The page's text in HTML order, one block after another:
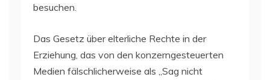
besuchen.
Das Gesetz über elterliche Rechte in der
Erziehung, das von den konzerngesteuerten
Medien fälschlicherweise als „Sag nicht